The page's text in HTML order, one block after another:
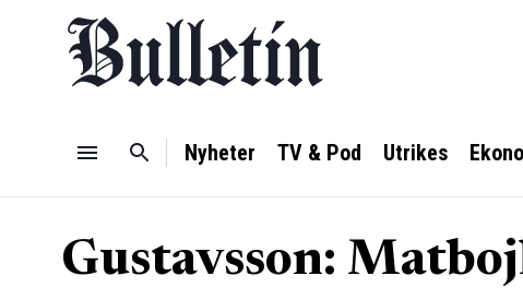
Nyheter TV & Pod Utrikes
Gustavsson: